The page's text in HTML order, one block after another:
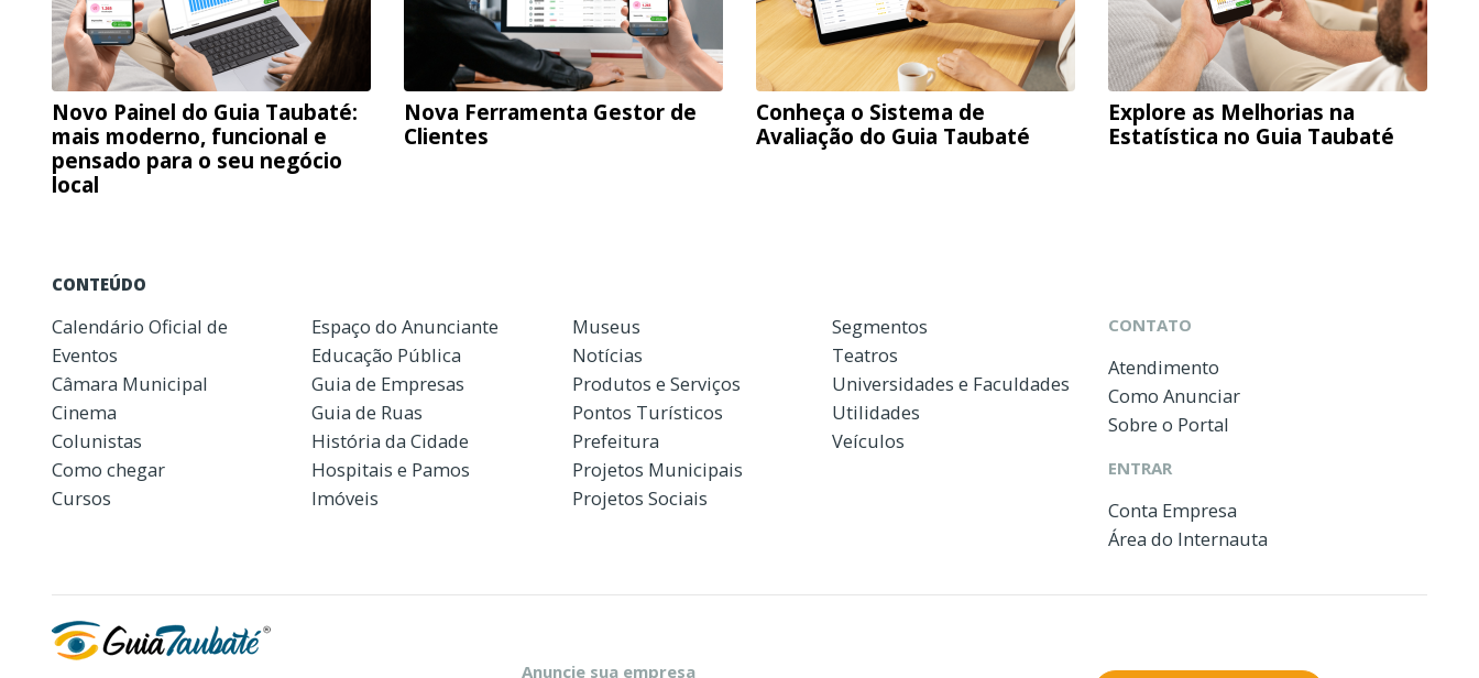
Novo Painel do Guia Taubaté:
mais moderno, funcional e
pensado para o seu negócio
local
Nova Ferramenta Gestor de
Clientes
Conheça o Sistema de
Avaliação do Guia Taubaté
Explore as Melhorias na
Estatística no Guia Taubaté
CONTEÚDO
Calendário Oficial de
Eventos
Câmara Municipal
Cinema
Colunistas
Como chegar
Cursos
Espaço do Anunciante
Educação Pública
Guia de Empresas
Guia de Ruas
História da Cidade
Hospitais e Pamos
Imóveis
Museus
Notícias
Produtos e Serviços
Pontos Turísticos
Prefeitura
Projetos Municipais
Projetos Sociais
Segmentos
Teatros
Universidades e Faculdades
Utilidades
Veículos
CONTATO
Atendimento
Como Anunciar
Sobre o Portal
ENTRAR
Conta Empresa
Área do Internauta
Anuncie sua empresa